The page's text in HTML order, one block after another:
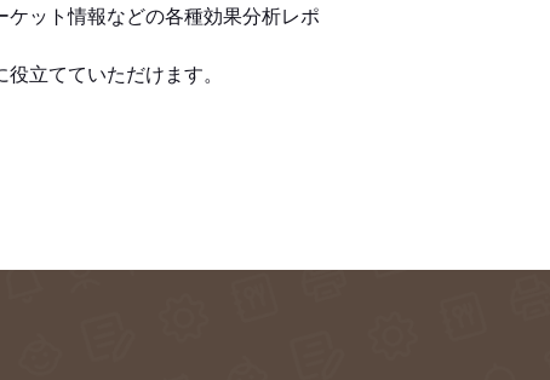
ット情報などの各種効果分析レポ
立てていただけます。